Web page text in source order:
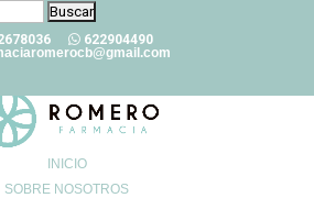
622904490
INICIO
SOBRE NOSOTROS